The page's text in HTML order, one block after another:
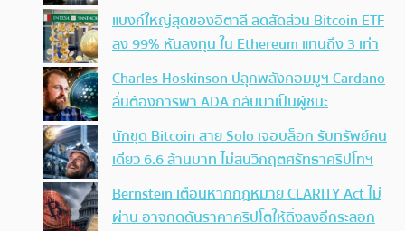
แบงก์ใหญ่สุดของอิตาลี ลดสัดส่วน Bitcoin ETF
ลง 99% หันลงทุน ใน Ethereum แทนถึง 3 เท่า
Charles Hoskinson ปลุกพลังคอมมูฯ Cardano
ลั่นต้องการพา ADA กลับมาเป็นผู้ชนะ
นักขุด Bitcoin สาย Solo เจอบล็อก รับทรัพย์คน
เดียว 6.6 ล้านบาท ไม่สนวิกฤตศรัทธาคริปโทฯ
Bernstein เตือนหากกฎหมาย CLARITY Act ไม่
ผ่าน อาจกดดันราคาคริปโตให้ดิ่งลงอีกระลอก